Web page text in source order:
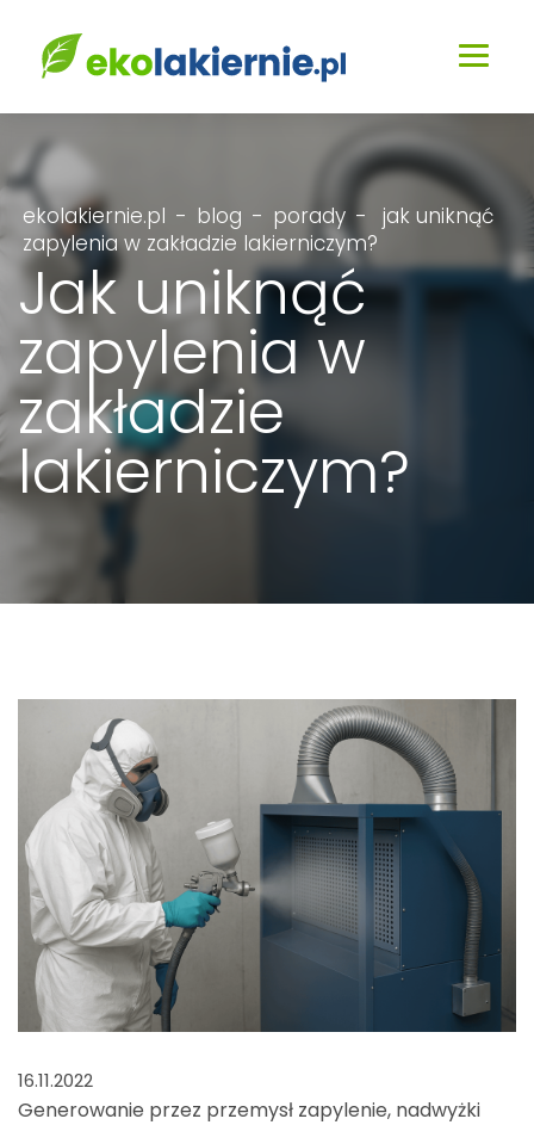
ekolakiernie.pl - blog - porady -
jak uniknąć
zapylenia w zakładzie lakierniczym?
Jak uniknąć
zapylenia w
zakładzie
lakierniczym?
16.11.2022
Generowanie przez przemysł zapylenie, nadwyżki